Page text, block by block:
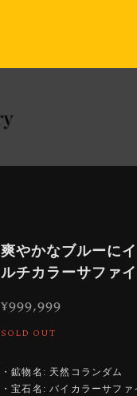
爽やかなブルーに
ルチカラーサファ
¥999,999
SOLD OUT
・鉱物名: 天然コランダム
・宝石名: バイカラーサファ